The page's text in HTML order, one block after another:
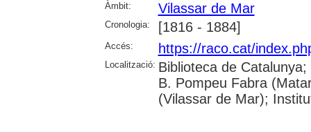
Àmbit: Vilassar de Mar
Cronologia: [1816 - 1884]
Accés: https://raco.cat/
Localització: Biblioteca de
B. Pompeu Fabra
(Vilassar de Mar);